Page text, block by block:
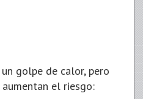
golpe de calor, pero
el riesgo: